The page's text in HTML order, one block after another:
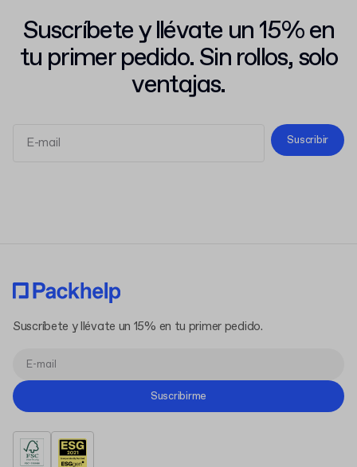
Suscríbete y llévate un 15% en
tu primer pedido. Sin rollos, solo
ventajas.
Suscribir
Suscríbete y llévate un 15% en tu primer pedido.
Suscribirme